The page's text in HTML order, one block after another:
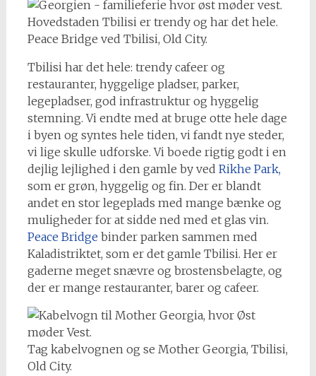
Peace Bridge ved Tbilisi, Old City.
Tbilisi har det hele: trendy cafeer og
restauranter, hyggelige pladser, parker,
legepladser, god infrastruktur og hyggelig
stemning. Vi endte med at bruge otte hele dage
i byen og syntes hele tiden, vi fandt nye steder,
vi lige skulle udforske. Vi boede rigtig godt i en
dejlig lejlighed i den gamle by ved Rikhe Park,
som er grøn, hyggelig og fin. Der er blandt
andet en stor legeplads med mange bænke og
muligheder for at sidde ned med et glas vin.
Peace Bridge binder parken sammen med
Kaladistriktet, som er det gamle Tbilisi. Her er
gaderne meget snævre og brostensbelagte, og
der er mange restauranter, barer og cafeer.
Tag kabelvognen og se Mother Georgia, Tbilisi,
Old City.